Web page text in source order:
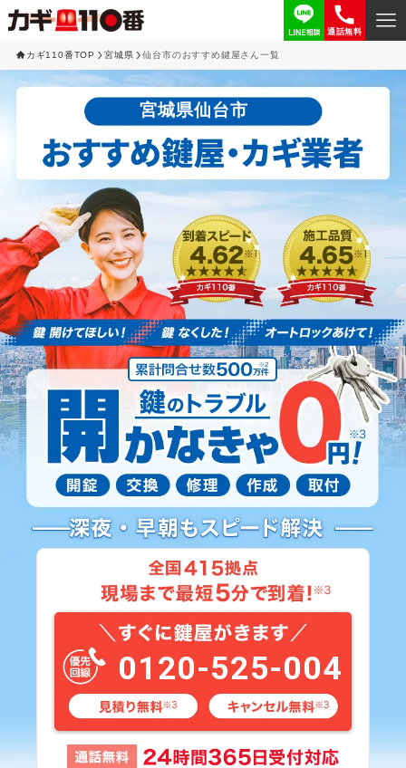
通話無料
カギ110番TOP 宮城県 仙台市のおすすめ鍵屋さん一覧
宮城県仙台市
0120-525-004